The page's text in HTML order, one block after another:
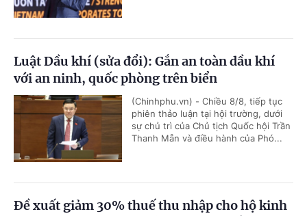
Luật Dầu khí (sửa đổi): Gắn an toàn dầu khí
với an ninh, quốc phòng trên biển
(Chinhphu.vn) - Chiều 8/8, tiếp tục
phiên thảo luận tại hội trường, dưới
sự chủ trì của Chủ tịch Quốc hội Trần
Thanh Mẫn và điều hành của Phó...
Đề xuất giảm 30% thuế thu nhập cho hộ kinh